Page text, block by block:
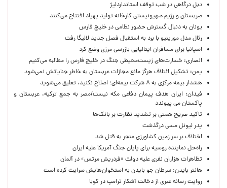
دبل درگاهی در شب توقف استانداردلیژ
صربستان و رژیم صهیونیستی کارخانه تولید پهپاد افتتاح می‌کنند
یونان به دنبال گسترش حضور نظامی در خلیج فارس
رئال مدل مورینیو با برد به استقبال فصل جدید لالیگا رفت
اسپانیا برای مسافران ایتالیایی بازرسی مرزی وضع کرد
انصاری: خسارت‌های زیست‌محیطی جنگ در خلیج فارس را مطالبه‌ می‌کنیم
یمن: تشکیل ائتلاف هرگز مانع مجازات عربستان به خاطر جنایاتش نمی‌شود
هشدار بیمه مرکزی به ۸ شرکت بیمه‌ای؛ اصلاح نکنید، تعلیق می‌شوید
فیدان: ایران هدف پیمان دفاعی مکه نیست/مصر به جمع ترکیه، عربستان و
پاکستان می پیوندد
تاکید صریح همتی بر تشدید نظارت بر بانک‌ها
پدر لیونل مسی درگذشت
اختلاف بر سر زمین کشاورزی منجر به قتل شد
راه‌حل نماینده روسیه برای پایان جنگ آمریکا علیه ایران
تظاهرات هزاران نفری علیه دولت «فردریش مرتس» در آلمان
هانتر بایدن: سرطان جو بایدن به استخوان‌هایش سرایت کرده است
روایت رسانه عبری از دخالت آشکار ترامپ در کوبا